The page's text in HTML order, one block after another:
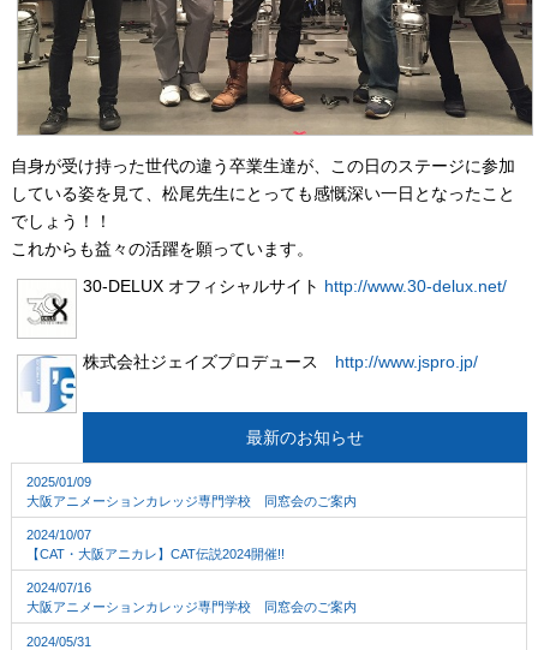
自身が受け持った世代の違う卒業生達が、この日のステージに参加
している姿を見て、松尾先生にとっても感慨深い一日となったこと
でしょう！！
これからも益々の活躍を願っています。
30-DELUX オフィシャルサイト http://www.30-delux.net/
株式会社ジェイズプロデュース http://www.jspro.jp/
最新のお知らせ
2025/01/09
大阪アニメーションカレッジ専門学校 同窓会のご案内
2024/10/07
【CAT・大阪アニカレ】CAT伝説2024開催!!
2024/07/16
大阪アニメーションカレッジ専門学校 同窓会のご案内
2024/05/31